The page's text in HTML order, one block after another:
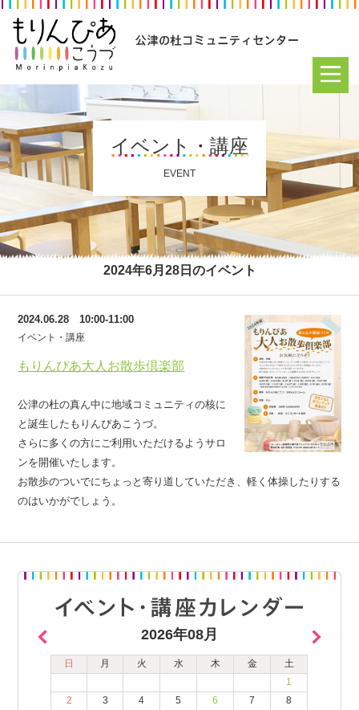
イベント・講座
EVENT
2024年6月28日のイベント
もりんぴあ大人お散歩倶楽部
2024.06.28 10:00-11:00
イベント・講座
公津の杜の真ん中に地域コミュニティの核に
と誕生したもりんぴあこうづ。
さらに多くの方にご利用いただけるようサロ
ンを開催いたします。
お散歩のついでにちょっと寄り道していただき、軽く体操したりする
のはいかがでしょう。
2026年08月
日 月 火 水 木 金
土
1
2
3 4 5 6 7
8